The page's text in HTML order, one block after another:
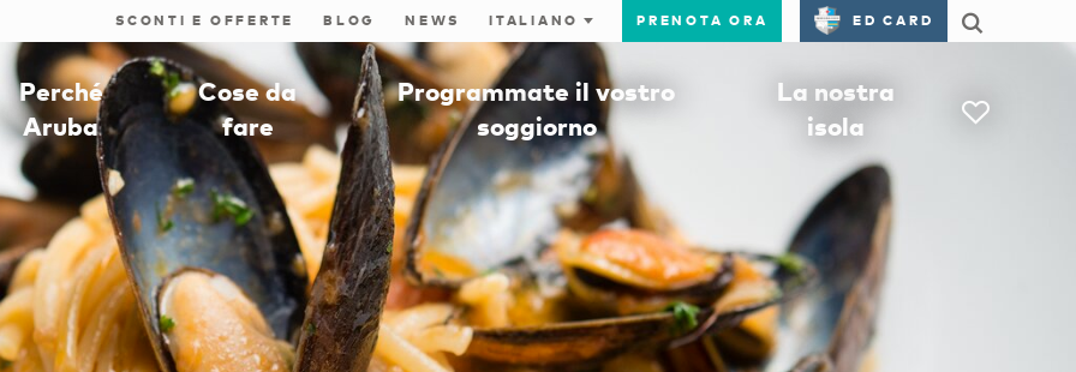
SCONTI E OFFERTE BLOG NEWS PRENOTA ORA ED CARD
Perché
Aruba
Cose da
fare
Programmate il vostro
soggiorno
La nostra
isola